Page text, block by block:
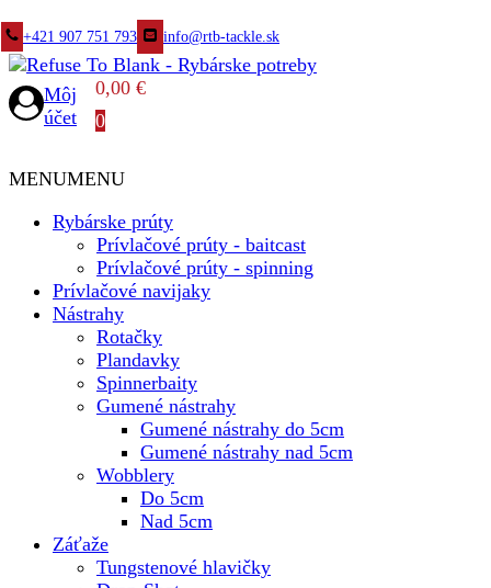
+421 907 751 793 info@rtb-tackle.sk
Môj
účet
0,00€
0
MENUMENU
Rybárske prúty
Prívlačové prúty - baitcast
Prívlačové prúty - spinning
Prívlačové navijaky
Nástrahy
Rotačky
Plandavky
Spinnerbaity
Gumené nástrahy
Gumené nástrahy do 5cm
Gumené nástrahy nad 5cm
Wobblery
Do 5cm
Nad 5cm
Záťaže
Tungstenové hlavičky